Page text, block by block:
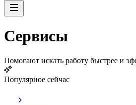
Сервисы
Помогают искать работу быстрее и
Популярное сейчас